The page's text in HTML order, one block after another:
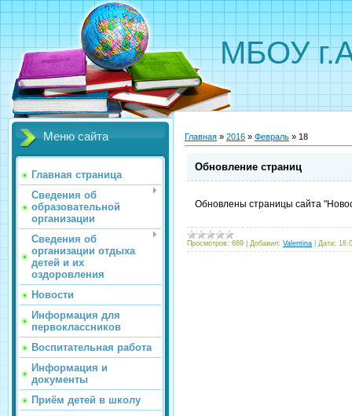
МБОУ
Меню сайта
Главная страница
Сведения об
образовательной
организации
Сведения об
организации отдыха
детей и их
оздоровления
Новости
Информация для
первоклассников
Воспитательная работа
Информация и
документы
Приём детей в школу
Главная » 2016 » Февраль » 18
Обновление страниц
Обновлены страницы сайта
Просмотров: 689 Добавил: Valentina Дата: